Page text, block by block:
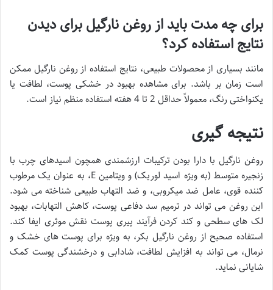
برای چه مدت باید از روغن نارگیل برای دیدن
نتایج استفاده کرد؟
مانند بسیاری از محصولات طبیعی، نتایج استفاده از روغن نارگیل ممکن
است زمان بر باشد. برای مشاهده بهبود در خشکی پوست، لطافت یا
یکنواختی رنگ، معمولاً حداقل 2 تا 4 هفته استفاده منظم نیاز است.
نتیجه گیری
روغن نارگیل با دارا بودن ترکیبات ارزشمندی همچون اسیدهای چرب با
زنجیره متوسط (به ویژه اسید لوریک) و ویتامین E، به عنوان یک مرطوب
کننده قوی، عامل ضد میکروبی، و ضد التهاب طبیعی شناخته می شود.
این روغن می تواند در ترمیم سد دفاعی پوست، کاهش التهابات، بهبود
لک های سطحی و کند کردن فرآیند پیری پوست نقش موثری ایفا کند.
استفاده صحیح از روغن نارگیل بکر، به ویژه برای پوست های خشک و
نرمال، می تواند به افزایش لطافت، شادابی و درخشندگی پوست کمک
شایانی نماید.